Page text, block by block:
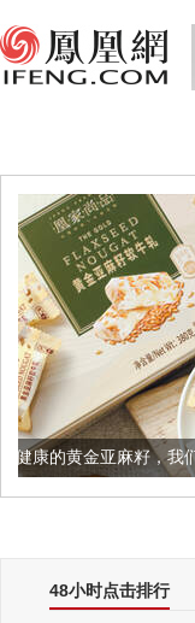
我们把它加到了牛轧糖里
48小时点击排行